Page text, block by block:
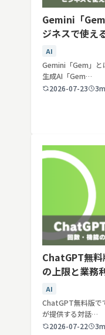
Gemini「
ジネスで使え
用例
AI
Gemini「Gem」
生成AI「Gem…
2026-07-23
ChatGPT無
の上限と業務
年最新】
AI
ChatGPT無料版で
が提供する対話…
2026-07-22